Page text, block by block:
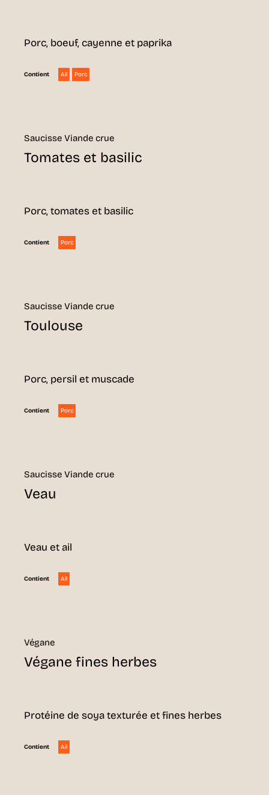
Porc, boeuf, cayenne et paprika
Contient Ail Porc
Saucisse Viande crue
Tomates et basilic
Porc, tomates et basilic
Contient Porc
Saucisse Viande crue
Toulouse
Porc, persil et muscade
Contient Porc
Saucisse Viande crue
Veau
Veau et ail
Contient Ail
Végane
Végane fines herbes
Protéine de soya texturée et fines herbes
Contient Ail